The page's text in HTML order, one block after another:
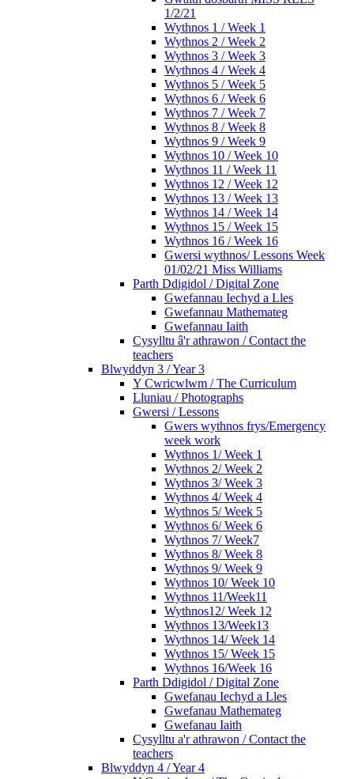
1/2/21
Wythnos 1 / Week 1
Wythnos 2 / Week 2
Wythnos 3 / Week 3
Wythnos 4 / Week 4
Wythnos 5 / Week 5
Wythnos 6 / Week 6
Wythnos 7 / Week 7
Wythnos 8 / Week 8
Wythnos 9 / Week 9
Wythnos 10 / Week 10
Wythnos 11 / Week 11
Wythnos 12 / Week 12
Wythnos 13 / Week 13
Wythnos 14 / Week 14
Wythnos 15 / Week 15
Wythnos 16 / Week 16
Gwersi wythnos/ Lessons Week
01/02/21 Miss Williams
Parth Ddigidol / Digital Zone
Gwefannau Iechyd a Lles
Gwefannau Mathemateg
Gwefannau Iaith
Cysylltu â'r athrawon / Contact the
teachers
Blwyddyn 3 / Year 3
Y Cwricwlwm / The Curriculum
Lluniau / Photographs
Gwersi / Lessons
Gwers wythnos frys/Emergency
week work
Wythnos 1/ Week 1
Wythnos 2/ Week 2
Wythnos 3/ Week 3
Wythnos 4/ Week 4
Wythnos 5/ Week 5
Wythnos 6/ Week 6
Wythnos 7/ Week7
Wythnos 8/ Week 8
Wythnos 9/ Week 9
Wythnos 10/ Week 10
Wythnos 11/Week11
Wythnos12/ Week 12
Wythnos 13/Week13
Wythnos 14/ Week 14
Wythnos 15/ Week 15
Wythnos 16/Week 16
Parth Ddigidol / Digital Zone
Gwefanau Iechyd a Lles
Gwefanau Mathemateg
Gwefanau Iaith
Cysylltu a'r athrawon / Contact the
teachers
Blwyddyn 4 / Year 4